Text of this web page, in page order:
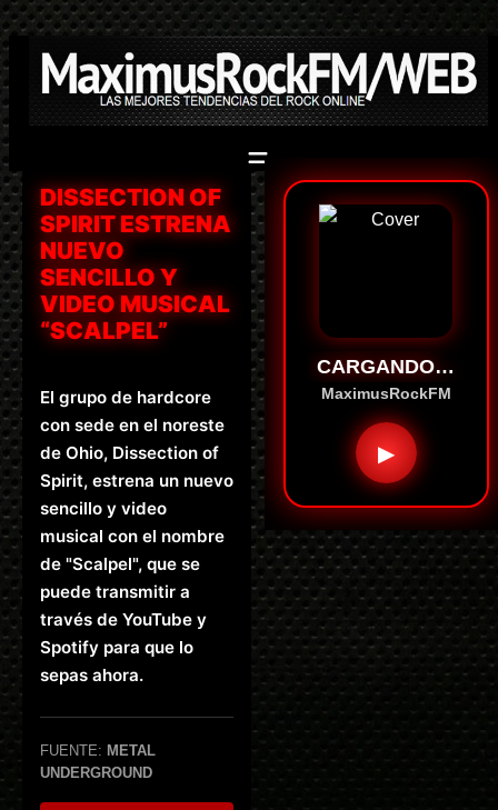
Saltar
al
contenido
DISSECTION OF
SPIRIT ESTRENA
NUEVO
SENCILLO Y
VIDEO MUSICAL
“SCALPEL”
El grupo de hardcore
con sede en el noreste
de Ohio, Dissection of
Spirit, estrena un nuevo
sencillo y video
musical con el nombre
de "Scalpel", que se
puede transmitir a
través de YouTube y
Spotify para que lo
sepas ahora.
FUENTE: METAL
UNDERGROUND
CARGANDO…
MaximusRockFM
▶